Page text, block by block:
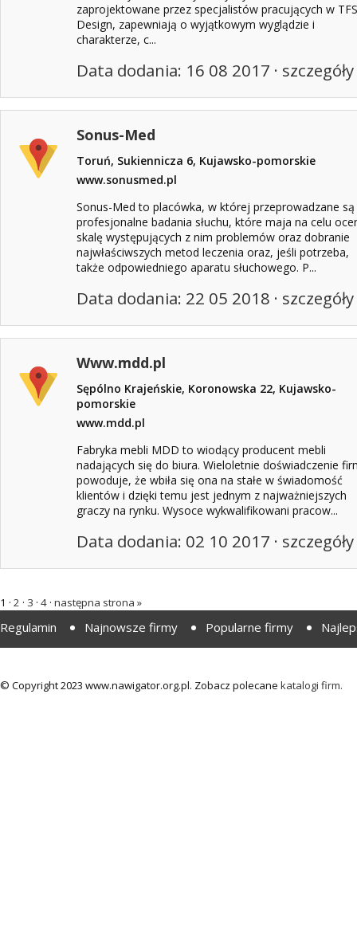
zaprojektowane przez specjalistów pracujących w
Design, zapewniają o wyjątkowym wyglądzie i
charakterze, c...
Data dodania: 16 08 2017 ·
Sonus-Med
Toruń, Sukiennicza 6, Kujawsko-pomorskie
www.sonusmed.pl
Sonus-Med to placówka, w której przeprowadzane są
profesjonalne badania słuchu, które maja na celu
skalę występujących z nim problemów oraz dobranie
najwłaściwszych metod leczenia oraz, jeśli potrzeba,
także odpowiedniego aparatu słuchowego. P...
Data dodania: 22 05 2018 ·
Www.mdd.pl
Sępólno Krajeńskie, Koronowska 22, Kujawsko-
pomorskie
www.mdd.pl
Fabryka mebli MDD to wiodący producent mebli
nadających się do biura. Wieloletnie doświadczenie
powoduje, że wbiła się ona na stałe w świadomość
klientów i dzięki temu jest jednym z najważniejszych
graczy na rynku. Wysoce wykwalifikowani pracow...
Data dodania: 02 10 2017 ·
1 · 2 · 3 · 4 · następna strona »
Regulamin Najnowsze firmy Popularne firmy
© Copyright 2023 www.nawigator.org.pl. Zobacz polecane katalogi firm.